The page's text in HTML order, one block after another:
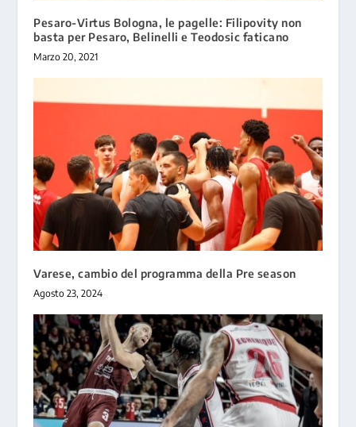
Pesaro-Virtus Bologna, le pagelle: Filipovity non
basta per Pesaro, Belinelli e Teodosic faticano
Marzo 20, 2021
Varese, cambio del programma della Pre season
Agosto 23, 2024